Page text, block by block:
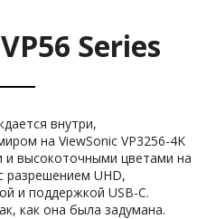
Series
внутри,
на ViewSonic VP3256-4K
высокоточными цветами на
разрешением UHD,
и поддержкой USB-C.
как она была задумана.